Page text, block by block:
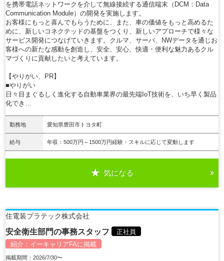
を携帯電話ネットワークを介して無線接続する通信端末（DCM：Data
Communication Module）の開発を実施します。
お客様にもっと喜んでもらうために、また、車の価値をもっと高めるた
めに、新しいコネクテッドの基盤をつくり、新しいアプローチで様々な
サービス開発につなげていきます。クルマ、サーバ、NWデータを通じお
客様への新たな感動を創造し、安全、安心、快適・便利な魅力あるクル
マづくりに貢献したいと考えています。
【やりがい、PR】
■やりがい
日々目まぐるしく進化する自動車業界の最先端IoT技術を、いち早く製品
化でき…
勤務地 愛知県豊田市トヨタ町
給与 年収：500万円～1500万円経験・スキルに応じて変動します
気になる
住電装プラテック株式会社
安全衛生部門の事務スタッフ
正社員
紹介： イーキャリアFAに掲載
掲載期間：2026/7/30〜